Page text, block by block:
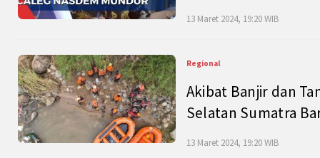
13 Maret 2024, 19:20 WIB
Regional
Akibat Banjir dan
Selatan Sumatra
13 Maret 2024, 19:20 WIB